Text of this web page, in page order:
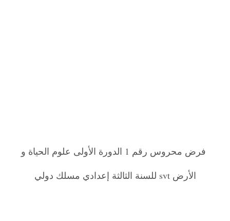
فرض محروس رقم 1 الدورة الأولى علوم الحياة و
الأرض svt للسنة الثالثة إعدادي مسلك دولي